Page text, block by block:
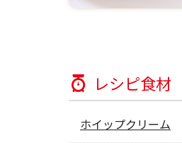
レシピ食材
ホイップクリーム